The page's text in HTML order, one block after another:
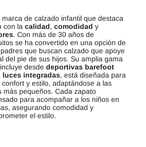
marca de calzado infantil que destaca
con la calidad, comodidad y
. Con más de 30 años de
se ha convertido en una opción de
que buscan calzado que apoye
del pie de sus hijos. Su amplia gama
desde deportivas barefoot
luces integradas, está diseñada para
y estilo, adaptándose a las
más pequeños. Cada zapato
para acompañar a los niños en
asegurando comodidad y
el estilo.